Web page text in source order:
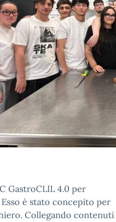
GastroCLIL 4.0 per
è stato concepito per
Collegando contenuti